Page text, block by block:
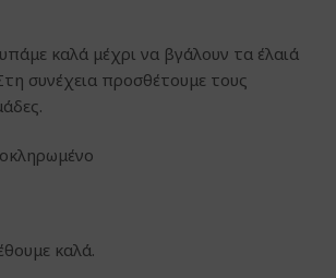
καλά μέχρι να βγάλουν τα έλαιά
συνέχεια προσθέτουμε τους
καλά.